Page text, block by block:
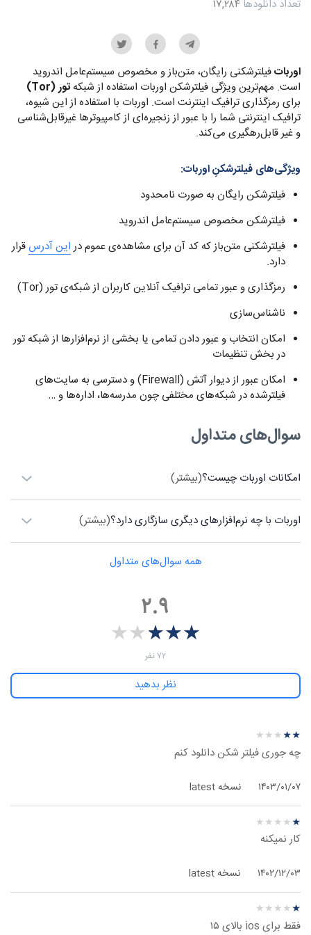
تعداد دانلودها ۱۷,۲۸۴
اورباتفیلترشکنی رایگان، متن‌باز و مخصوص سیستم‌عامل اندروید
است. مهم‌ترین ویژگی فیلترشکن اوربات استفاده از شبکه تور (Tor)
برای رمزگذاری ترافیک اینترنت است. اوربات با استفاده از این شیوه،
ترافیک اینترنتی شما را با عبور از زنجیره‌ای از کامپیوترها غیرقابل‌شناسی
و غیر قابل‌رهگیری می‌کند.
ویژگی‌های فیلترشکنِ اوربات:
فیلترشکن رایگان به صورت نامحدود
فیلترشکن مخصوص سیستم‌عامل اندروید
فیلترشکنی متن‌باز که کد آن برای مشاهده‌ی عموم دراین آدرس قرار
دارد.
رمزگذاری و عبور تمامی ترافیک آنلاین کاربران از شبکه‌ی تور (Tor)
ناشناس‌سازی
امکان انتخاب و عبور دادن تمامی یا بخشی از نرم‌افزارها از شبکه تور
در بخش تنظیمات
امکان عبور از دیوار آتش (Firewall) و دسترسی به سایت‌های
فیلترشده در شبکه‌های مختلفی چون مدرسه‌ها، اداره‌ها و …
سوال‌های متداول
امکانات اوربات چیست؟(بیشتر)
اوربات با چه نرم‌افزارهای دیگری سازگاری دارد؟(بیشتر)
همه سوال‌های متداول
۲.۹
★★★★★
★
★
★
★
★
‫۷۲ نفر
نظر بدهید
نظر درباره ‫Orbot - آی‌اواس★★★★★
★
★
★
★
★
چه جوری فیلتر شکن دانلود کنم
۱۴۰۳/۰۱/۰۷ نسخه latest
نظر درباره ‫Orbot - آی‌اواس★★★★★
★
★
★
★
★
کار نمیکنه
۱۴۰۲/۱۲/۰۳ نسخه latest
نظر درباره ‫Orbot - آی‌اواس★★★★★
★
★
★
★
★
فقط برای ios بالای ۱۵